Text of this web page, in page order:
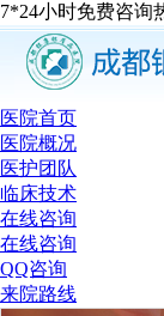
7*24小时免费咨询
医院首页
医院概况
医护团队
临床技术
在线咨询
在线咨询
QQ咨询
来院路线